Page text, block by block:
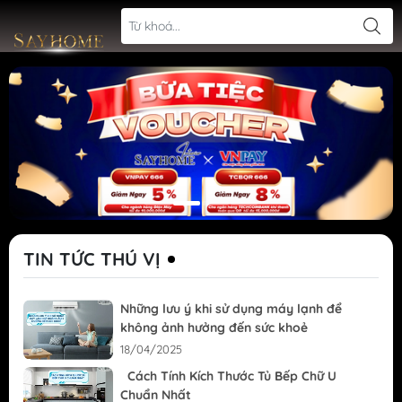
TIN TỨC THÚ VỊ
Những lưu ý khi sử dụng máy lạnh để
không ảnh hưởng đến sức khoẻ
18/04/2025
Cách Tính Kích Thước Tủ Bếp Chữ U
Chuẩn Nhất